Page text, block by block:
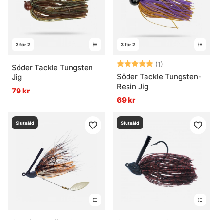
3 för 2
Söder Tackle Tungsten
Jig
79 kr
3 för 2
Betyg: (1)
Söder Tackle Tungsten-
Resin Jig
69 kr
Slutsåld Slutsåld